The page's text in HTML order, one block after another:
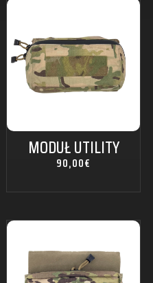
MODUŁ UTILITY
90,00€